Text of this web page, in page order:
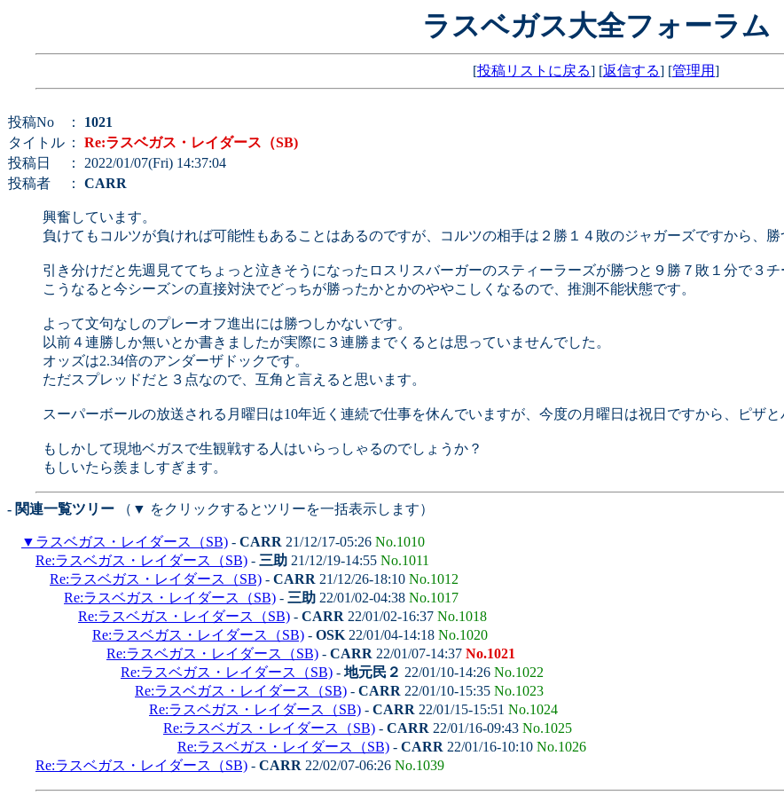
ラスベガス大全フォーラム
[投稿リストに戻る] [返信する] [管理用]
投稿No ： 1021
タイトル ： Re:ラスベガス・レイダース（SB)
投稿日
： 2022/01/07(Fri) 14:37:04
投稿者
： CARR
興奮しています。
負けてもコルツが負ければ可能性もあることはあるのですが、コルツの相手は２勝１４敗のジャガーズですから、勝
引き分けだと先週見ててちょっと泣きそうになったロスリスバーガーのスティーラーズが勝つと９勝７敗１分で３チ
こうなると今シーズンの直接対決でどっちが勝ったかとかのややこしくなるので、推測不能状態です。
よって文句なしのプレーオフ進出には勝つしかないです。
以前４連勝しか無いとか書きましたが実際に３連勝までくるとは思っていませんでした。
オッズは2.34倍のアンダーザドックです。
ただスプレッドだと３点なので、互角と言えると思います。
スーパーボールの放送される月曜日は10年近く連続で仕事を休んでいますが、今度の月曜日は祝日ですから、ピザと
もしかして現地ベガスで生観戦する人はいらっしゃるのでしょうか？
もしいたら羨ましすぎます。
- 関連一覧ツリー （▼ をクリックするとツリーを一括表示します）
▼ ラスベガス・レイダース（SB) - CARR 21/12/17-05:26 No.1010
Re:ラスベガス・レイダース（SB) - 三助 21/12/19-14:55 No.1011
Re:ラスベガス・レイダース（SB) - CARR 21/12/26-18:10 No.1012
Re:ラスベガス・レイダース（SB) - 三助 22/01/02-04:38 No.1017
Re:ラスベガス・レイダース（SB) - CARR 22/01/02-16:37 No.1018
Re:ラスベガス・レイダース（SB) - OSK 22/01/04-14:18 No.1020
Re:ラスベガス・レイダース（SB) - CARR 22/01/07-14:37 No.1021
Re:ラスベガス・レイダース（SB) - 地元民２ 22/01/10-14:26 No.1022
Re:ラスベガス・レイダース（SB) - CARR 22/01/10-15:35 No.1023
Re:ラスベガス・レイダース（SB) - CARR 22/01/15-15:51 No.1024
Re:ラスベガス・レイダース（SB) - CARR 22/01/16-09:43 No.1025
Re:ラスベガス・レイダース（SB) - CARR 22/01/16-10:10 No.1026
Re:ラスベガス・レイダース（SB) - CARR 22/02/07-06:26 No.1039